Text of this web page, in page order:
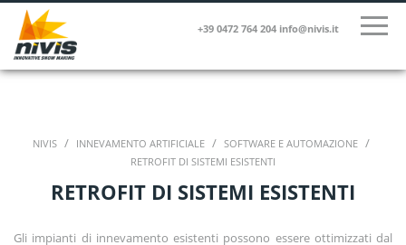
+39 0472 764 204 info@nivis.it
NIVIS / INNEVAMENTO ARTIFICIALE / SOFTWARE E AUTOMAZIONE /
RETROFIT DI SISTEMI ESISTENTI
RETROFIT DI SISTEMI ESISTENTI
Gli impianti di innevamento esistenti possono essere ottimizzati dal